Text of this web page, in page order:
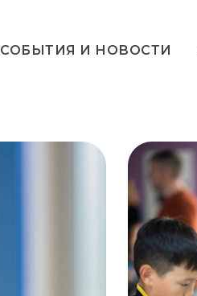
СОБЫТИЯ И НОВОСТИ